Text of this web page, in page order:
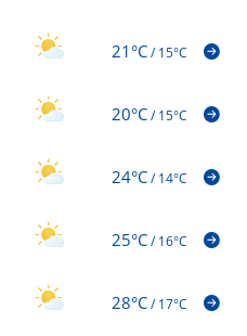
21°C/15°C
20°C/15°C
24°C/14°C
25°C/16°C
28°C/17°C